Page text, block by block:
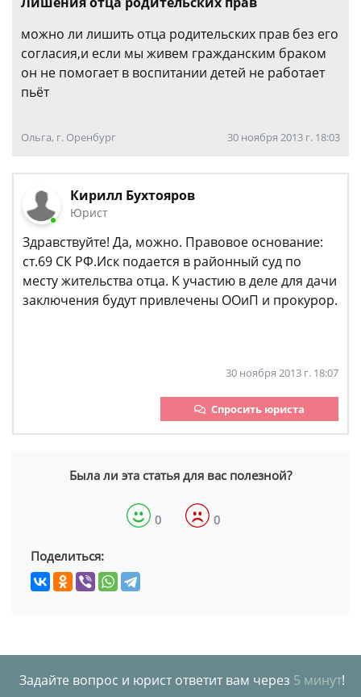
можно ли лишить отца родительских прав без его
согласия,и если мы живем гражданским браком
он не помогает в воспитании детей не работает
пьёт
Ольга, г. Оренбург 30 ноября 2013 г. 18:03
Кирилл Бухтояров
Юрист
Здравствуйте! Да, можно. Правовое основание:
ст.69 СК РФ.Иск подается в районный суд по
месту жительства отца. К участию в деле для дачи
заключения будут привлечены ООиП и прокурор.
30 ноября 2013 г. 18:07
Спросить юриста
Была ли эта статья для вас полезной?
0 0
Поделиться:
Задайте вопрос и юрист ответит вам через 5 минут!